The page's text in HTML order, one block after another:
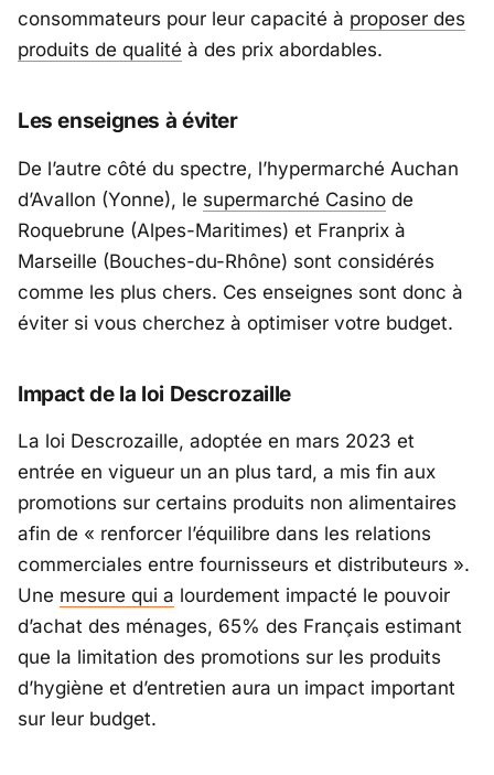
consommateurs pour leur capacité à proposer des
produits de qualité à des prix abordables.
Les enseignes à éviter
De l’autre côté du spectre, l’hypermarché Auchan
d’Avallon (Yonne), le supermarché Casino de
Roquebrune (Alpes-Maritimes) et Franprix à
Marseille (Bouches-du-Rhône) sont considérés
comme les plus chers. Ces enseignes sont donc à
éviter si vous cherchez à optimiser votre budget.
Impact de la loi Descrozaille
La loi Descrozaille, adoptée en mars 2023 et
entrée en vigueur un an plus tard, a mis fin aux
promotions sur certains produits non alimentaires
afin de « renforcer l’équilibre dans les relations
commerciales entre fournisseurs et distributeurs ».
Une mesure qui a lourdement impacté le pouvoir
d’achat des ménages, 65% des Français estimant
que la limitation des promotions sur les produits
d’hygiène et d’entretien aura un impact important
sur leur budget.